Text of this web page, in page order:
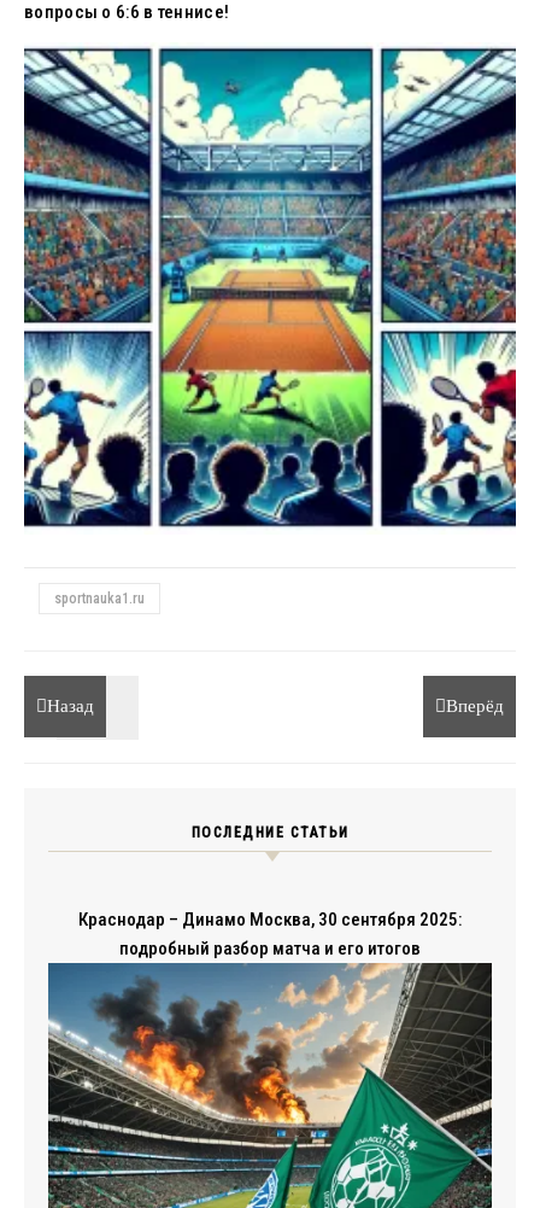
вопросы о 6:6 в теннисе!
sportnauka1.ru
Назад Вперёд
ПОСЛЕДНИЕ СТАТЬИ
Краснодар – Динамо Москва, 30 сентября 2025:
подробный разбор матча и его итогов